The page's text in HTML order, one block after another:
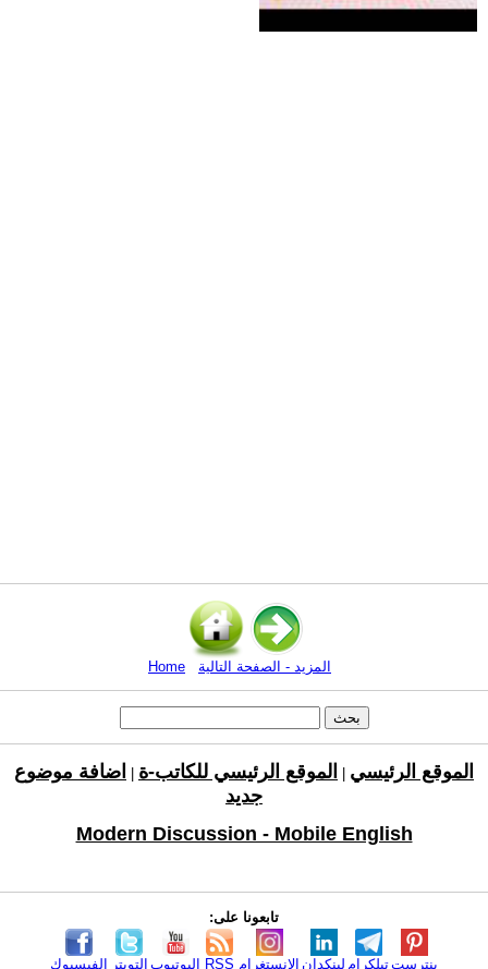
Home المزيد - الصفحة التالية
الموقع الرئيسي الموقع الرئيسي للكاتب-ة
اضافة موضوع
جديد
Modern Discussion - Mobile English
تابعونا على:
الفيسبوك التويتر اليوتيوب RSS الانستغرام لينكدإن تيلكرامبنترست